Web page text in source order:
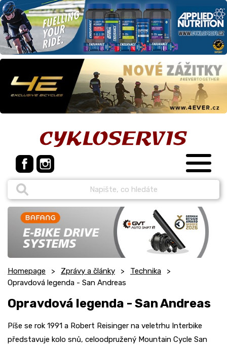
Homepage Zprávy a články
Technika
Opravdová legenda - San Andreas
Opravdová legenda - San Andreas
Píše se rok 1991 a Robert Reisinger na veletrhu Interbike
představuje kolo snů, celoodpružený Mountain Cycle San